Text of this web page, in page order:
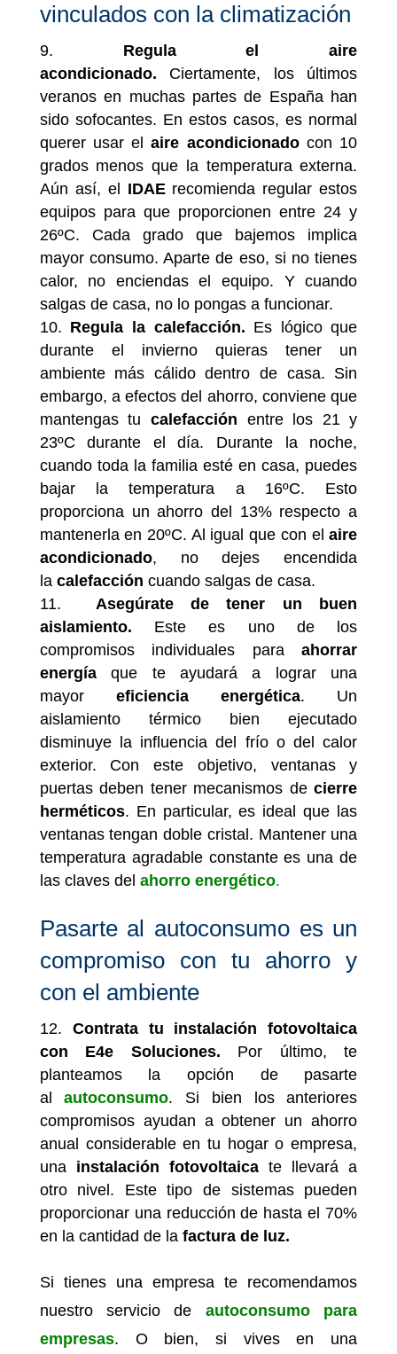
vinculados con la climatización
Regula el aire
acondicionado. Ciertamente, los últimos
veranos en muchas partes de España han
sido sofocantes. En estos casos, es normal
querer usar el aire acondicionado con 10
grados menos que la temperatura externa.
Aún así, el IDAE recomienda regular estos
equipos para que proporcionen entre 24 y
26ºC. Cada grado que bajemos implica
mayor consumo. Aparte de eso, si no tienes
calor, no enciendas el equipo. Y cuando
salgas de casa, no lo pongas a funcionar.
Regula la calefacción. Es lógico que
durante el invierno quieras tener un
ambiente más cálido dentro de casa. Sin
embargo, a efectos del ahorro, conviene que
mantengas tu calefacción entre los 21 y
23ºC durante el día. Durante la noche,
cuando toda la familia esté en casa, puedes
bajar la temperatura a 16ºC. Esto
proporciona un ahorro del 13% respecto a
mantenerla en 20ºC. Al igual que con el aire
acondicionado, no dejes encendida
la calefacción cuando salgas de casa.
Asegúrate de tener un buen
aislamiento. Este es uno de los
compromisos individuales paraahorrar
energíaque te ayudará a lograr una
mayor eficiencia energética. Un
aislamiento térmico bien ejecutado
disminuye la influencia del frío o del calor
exterior. Con este objetivo, ventanas y
puertas deben tener mecanismos decierre
herméticos. En particular, es ideal que las
ventanas tengan doble cristal. Mantener una
temperatura agradable constante es una de
las claves del ahorro energético.
Pasarte al autoconsumo es un
compromiso con tu ahorro y
con el ambiente
Contrata tu instalación fotovoltaica
con E4e Soluciones. Por último, te
planteamos la opción de pasarte
alautoconsumo. Si bien los anteriores
compromisos ayudan a obtener un ahorro
anual considerable en tu hogar o empresa,
una instalación fotovoltaicate llevará a
otro nivel. Este tipo de sistemas pueden
proporcionar una reducción de hasta el 70%
en la cantidad de la factura de luz.
Si tienes una empresa te recomendamos
nuestro servicio de autoconsumo para
empresas. O bien, si vives en una